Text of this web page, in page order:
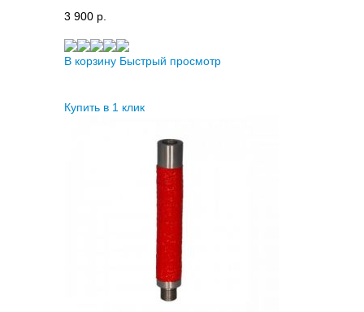
3 900 p.
В корзину Быстрый просмотр
Купить в 1 клик